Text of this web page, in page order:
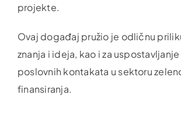
projekte.
Ovaj događaj pružio je odličnu
znanja i ideja, kao i za
poslovnih kontakata u sektoru
finansiranja.